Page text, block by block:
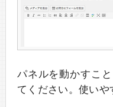
パネルを動かすこ
てください。使いや